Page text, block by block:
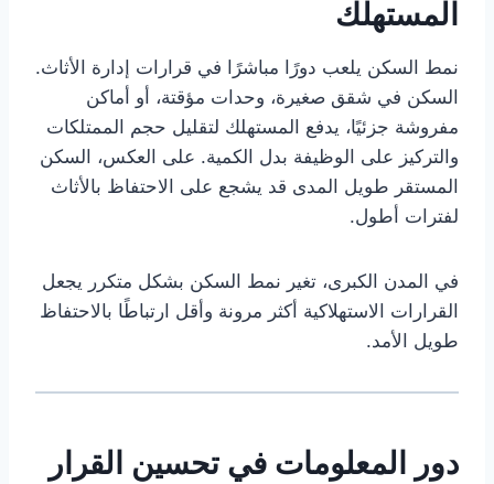
المستهلك
نمط السكن يلعب دورًا مباشرًا في قرارات إدارة الأثاث.
السكن في شقق صغيرة، وحدات مؤقتة، أو أماكن
مفروشة جزئيًا، يدفع المستهلك لتقليل حجم الممتلكات
والتركيز على الوظيفة بدل الكمية. على العكس، السكن
المستقر طويل المدى قد يشجع على الاحتفاظ بالأثاث
لفترات أطول.
في المدن الكبرى، تغير نمط السكن بشكل متكرر يجعل
القرارات الاستهلاكية أكثر مرونة وأقل ارتباطًا بالاحتفاظ
طويل الأمد.
دور المعلومات في تحسين القرار